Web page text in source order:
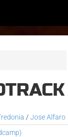
/ Jose Alfaro